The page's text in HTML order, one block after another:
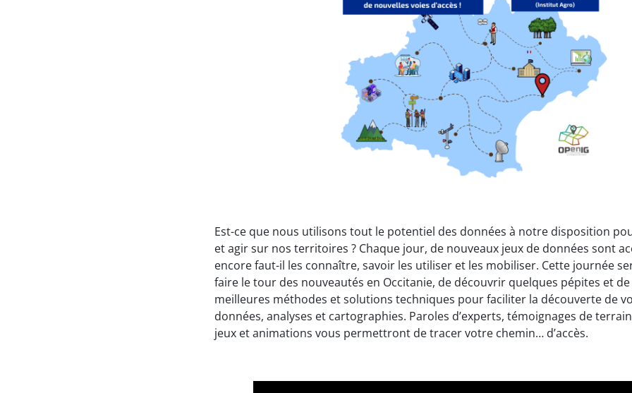
Est-ce que nous utilisons tout le potentiel des données à notre disposition
et agir sur nos territoires ? Chaque jour, de nouveaux jeux de données sont
encore faut-il les connaître, savoir les utiliser et les mobiliser. Cette journée
faire le tour des nouveautés en Occitanie, de découvrir quelques pépites et
meilleures méthodes et solutions techniques pour faciliter la découverte de
données, analyses et cartographies. Paroles d’experts, témoignages de
jeux et animations vous permettront de tracer votre chemin… d’accès.